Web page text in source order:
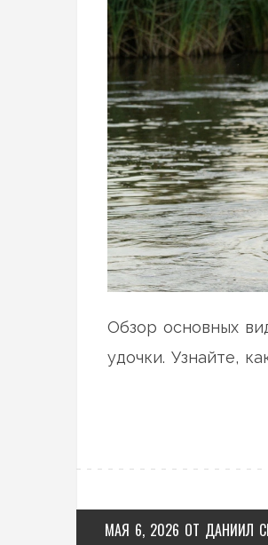
Обзор основных
удочки. Узнайте,
МАЯ 6, 2026 ОТ ДАНИИЛ